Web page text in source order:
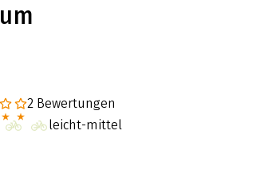
2 Bewertungen
leicht-mittel